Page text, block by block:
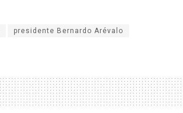
presidente Bernardo Arévalo